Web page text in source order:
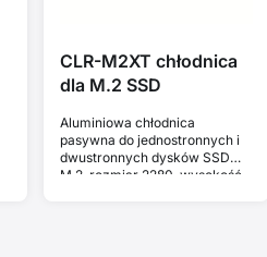
CLR-M2XT chłodnica
dla M.2 SSD
Aluminiowa chłodnica
pasywna do jednostronnych i
dwustronnych dysków SSD
M.2, rozmiar 2280, wysokość